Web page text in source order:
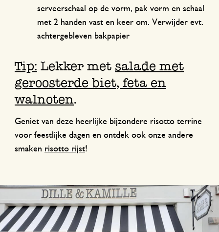
serveerschaal op de vorm, pak vorm en schaal
met 2 handen vast en keer om. Verwijder evt.
achtergebleven bakpapier
Tip: Lekker met salade met
geroosterde biet, feta en
walnoten.
Geniet van deze heerlijke bijzondere risotto terrine
voor feestlijke dagen en ontdek ook onze andere
smaken risotto rijst!